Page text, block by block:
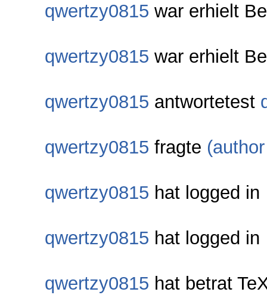
qwertzy0815 war erhielt
qwertzy0815 war erhielt
qwertzy0815 antwortetest
qwertzy0815 fragte
qwertzy0815 hat logged in
qwertzy0815 hat logged in
qwertzy0815 hat betrat